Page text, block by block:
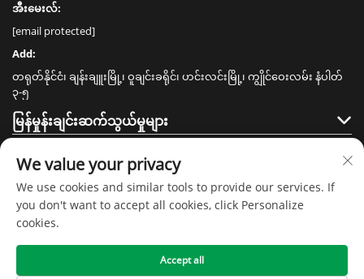
အီးမေးလ်:
[email protected]
Add:
တရုတ်နိုင်ငံ၊ ချန်းချူးမြို့၊ ဝူချင်းခရိုင်၊ ဟင်းလင်းမြို့၊ ကျွိုင်ဝေးလမ်း နံပါတ်
၃-၅
မြန်မှုန်းချင်းဆက်သွယ်မှုများ
ထုတ်ကုန်များ
မူရင်းပိုင်ခွင့် © ၂၀၂၀ ခုနှစ်၊ ကျန်းဆူ စင်မေ အိမ်သုံးပစ္စည်းနည်းပညာ ကုမ္ပဏီလီမိ
တက် -လုံခြုံရေးမူဝါဒ
We value your privacy
We use cookies and similar tools to provide our services. If
you don't want to accept all cookies, click Personalize
cookies.
Accept all